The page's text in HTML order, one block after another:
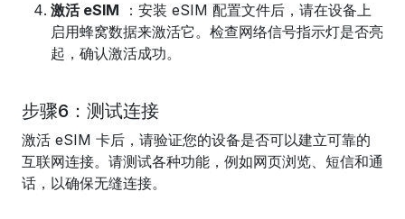
激活 eSIM ：安装 eSIM 配置文件后，请在设备上
启用蜂窝数据来激活它。检查网络信号指示灯是否亮
起，确认激活成功。
步骤6：测试连接
激活 eSIM 卡后，请验证您的设备是否可以建立可靠的
互联网连接。请测试各种功能，例如网页浏览、短信和通
话，以确保无缝连接。